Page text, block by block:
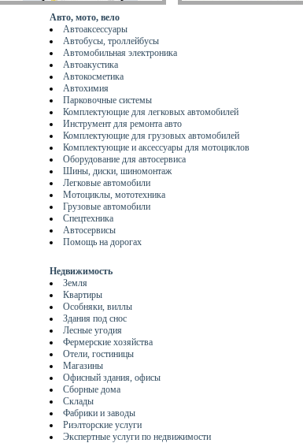
Авто, мото, вело
Автоаксессуары
Автобусы, троллейбусы
Автомобильная электроника
Автоакустика
Автокосметика
Автохимия
Парковочные системы
Комплектующие для легковых автомобилей
Инструмент для ремонта авто
Комплектующие для грузовых автомобилей
Комплектующие и аксессуары для мотоциклов
Оборудование для автосервиса
Шины, диски, шиномонтаж
Легковые автомобили
Мотоциклы, мототехника
Грузовые автомобили
Спецтехника
Автосервисы
Помощь на дорогах
Недвижимость
Земля
Квартиры
Особняки, виллы
Здания под снос
Лесные угодия
Фермерские хозяйства
Отели, гостиницы
Магазины
Офисный здания, офисы
Сборные дома
Склады
Фабрики и заводы
Риэлторские услуги
Экспертные услуги по недвижимости